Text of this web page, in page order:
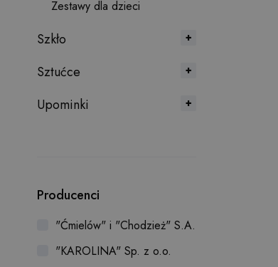
Zestawy dla dzieci
Szkło
Sztućce
Upominki
Producenci
"Ćmielów" i "Chodzież" S.A.
"KAROLINA" Sp. z o.o.